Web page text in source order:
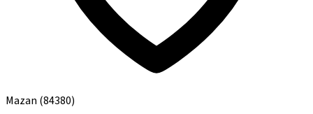
Mazan (84380)